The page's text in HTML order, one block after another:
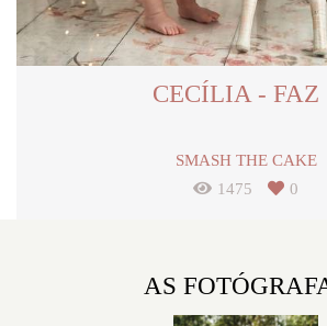
CECÍLIA - FAZ
SMASH THE CAKE
1475
0
AS